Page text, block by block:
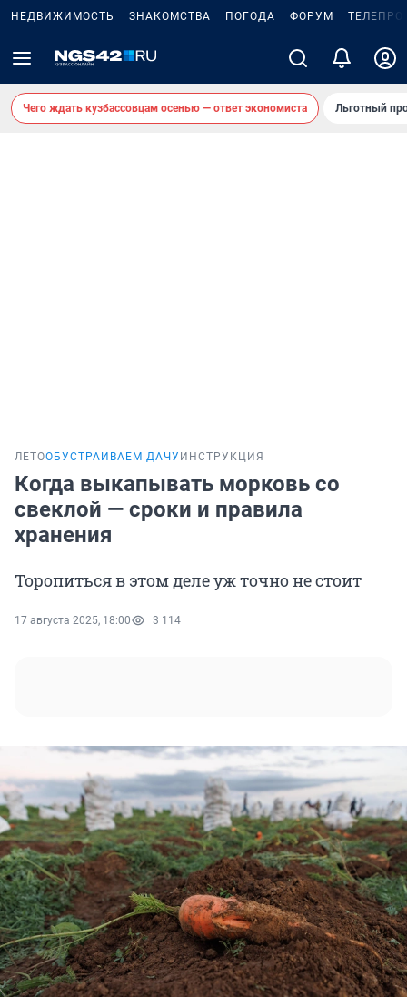
НЕДВИЖИМОСТЬ ЗНАКОМСТВА ПОГОДА ФОРУМ
Чего ждать кузбассовцам осенью — ответ экономиста Льготный
ЛЕТООБУСТРАИВАЕМ ДАЧУ ИНСТРУКЦИЯ
Когда выкапывать морковь со
свеклой — сроки и правила
хранения
Торопиться в этом деле уж точно не стоит
17 августа 2025, 18:00 3 114